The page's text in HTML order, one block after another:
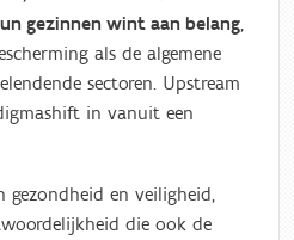
gezinnen wint aan belang,
als de algemene
sectoren. Upstream
in vanuit een
gezondheid en veiligheid,
die ook de